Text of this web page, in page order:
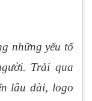
những yếu tố
Trải qua
lâu dài, logo